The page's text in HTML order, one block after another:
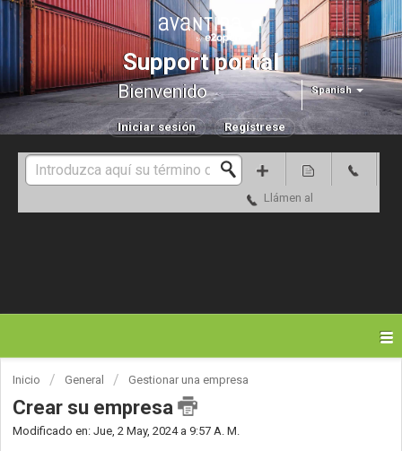
Support portal
Spanish
Bienvenido
Iniciar sesión Regístrese
Llámen al
Inicio General Gestionar una empresa
Crear su empresa
Modificado en: Jue, 2 May, 2024 a 9:57 A. M.